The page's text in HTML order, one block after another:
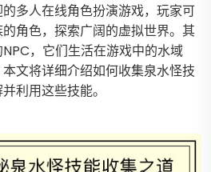
多人在线角色扮演游戏，玩家可
角色，探索广阔的虚拟世界。其
，它们生活在游戏中的水域
文将详细介绍如何收集泉水怪技
利用这些技能。